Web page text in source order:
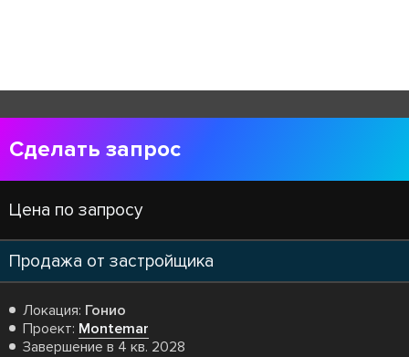
Сделать запрос
Цена по запросу
Продажа от застройщика
Локация: Гонио
Проект: Montemar
Завершение в 4 кв. 2028